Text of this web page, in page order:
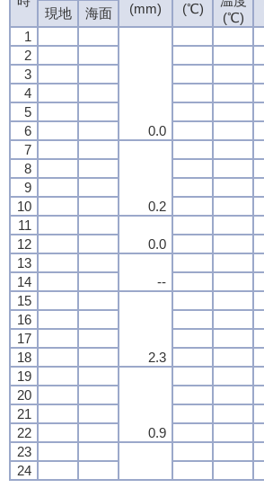
(mm)
(℃)
(℃)
現地
海面
1
0.0
2
3
4
5
6
7
0.2
8
9
10
11
0.0
12
13
--
14
15
2.3
16
17
18
19
0.9
20
21
22
23
24